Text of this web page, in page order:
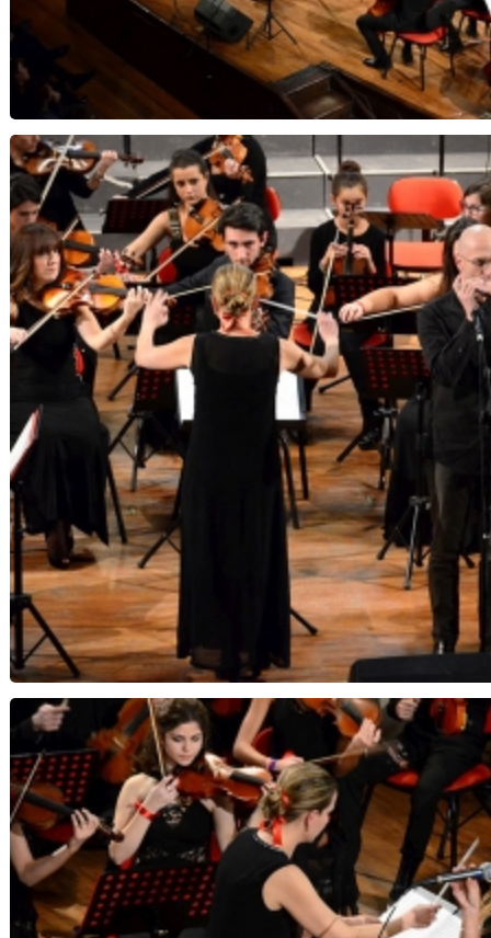
Note di Speranza...Notte di Natale - Orchestra
Musica
Orchestra Magister
Note di Speranza...Notte di Natale - Orchestra
Musica
Orchestra Magister Harmoniae, dirige Elena